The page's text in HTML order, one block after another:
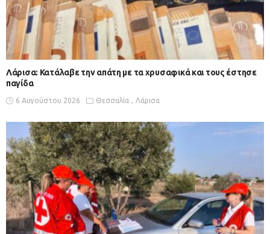
Λάρισα: Κατάλαβε την απάτη με τα χρυσαφικά και τους έστησε
παγίδα
6 Αυγούστου 2026 Θεσσαλία Λάρισα